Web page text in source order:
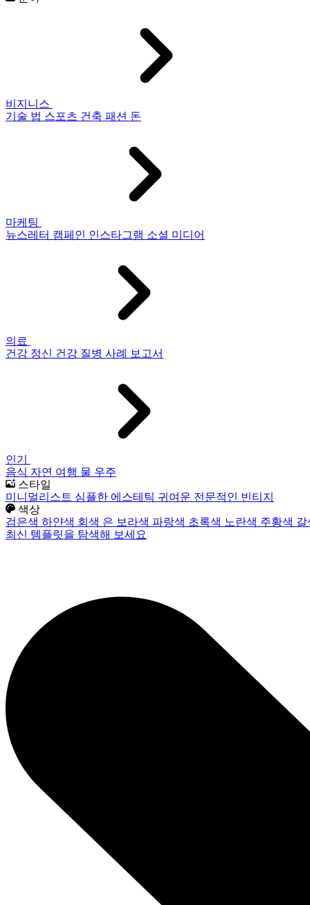
비지니스
기술 법 스포츠 건축 패션 돈
마케팅
뉴스레터 캠페인 인스타그램 소셜 미디어
의료
건강 정신 건강 질병 사례 보고서
인기
음식 자연 여행 물 우주
스타일
미니멀리스트 심플한 에스테틱 귀여운 전문적인 빈티지
색상
검은색 하얀색 회색 은 보라색 파랑색 초록색 노란색 주황색
최신 템플릿을 탐색해 보세요